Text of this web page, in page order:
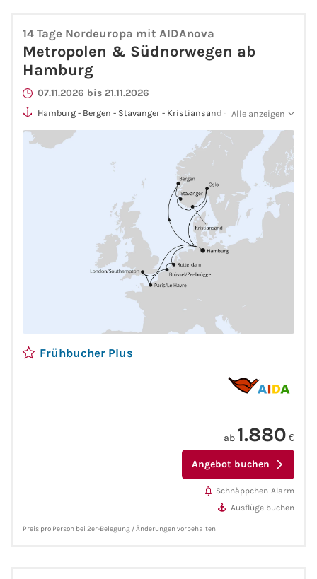
Orient-Kreuzfahrt
Weltreise-Kreuzfahrt
Reedereien
AIDA Cruises
MSC Kreuzfahrten
Costa Kreuzfahrten
Hapag-Lloyd Cruises
14 Tage Nordeuropa mit AIDAnova
Metropolen & Südnorwegen ab
Hamburg
07.11.2026 bis 21.11.2026
Hamburg - Bergen - Stavanger - Kristiansand - Oslo - Hamburg
Hamburg
Alle anzeigen
Frühbucher Plus
ab 1.880 €
Angebot buchen
Schnäppchen-Alarm
Ausflüge buchen
Preis pro Person bei 2er-Belegung / Änderungen vorbehalten